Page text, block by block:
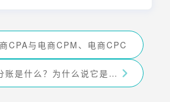
CPA与电商CPM、电商CPC
电商分账是什么？为什么说它是高效、安全、合规的智能财务管家